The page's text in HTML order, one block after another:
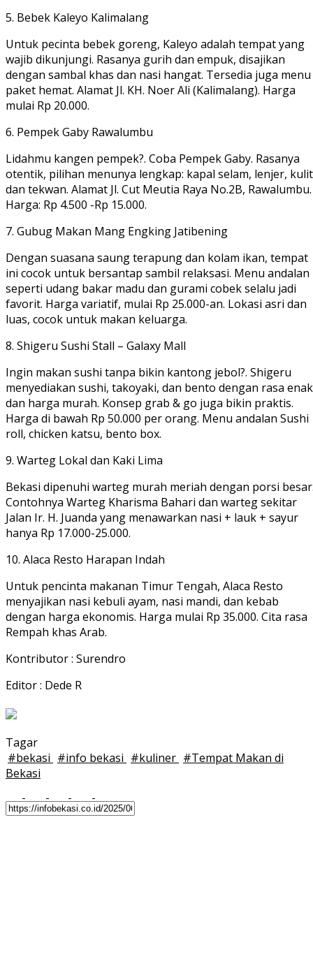
5. Bebek Kaleyo Kalimalang
Untuk pecinta bebek goreng, Kaleyo adalah tempat yang
wajib dikunjungi. Rasanya gurih dan empuk, disajikan
dengan sambal khas dan nasi hangat. Tersedia juga menu
paket hemat. Alamat Jl. KH. Noer Ali (Kalimalang). Harga
mulai Rp 20.000.
6. Pempek Gaby Rawalumbu
Lidahmu kangen pempek?. Coba Pempek Gaby. Rasanya
otentik, pilihan menunya lengkap: kapal selam, lenjer,
dan tekwan. Alamat Jl. Cut Meutia Raya No.2B, Rawalumbu.
Harga: Rp 4.500 -Rp 15.000.
7. Gubug Makan Mang Engking Jatibening
Dengan suasana saung terapung dan kolam ikan, tempat
ini cocok untuk bersantap sambil relaksasi. Menu andalan
seperti udang bakar madu dan gurami cobek selalu jadi
favorit. Harga variatif, mulai Rp 25.000-an. Lokasi asri dan
luas, cocok untuk makan keluarga.
8. Shigeru Sushi Stall – Galaxy Mall
Ingin makan sushi tanpa bikin kantong jebol?. Shigeru
menyediakan sushi, takoyaki, dan bento dengan rasa enak
dan harga murah. Konsep grab & go juga bikin praktis.
Harga di bawah Rp 50.000 per orang. Menu andalan Sushi
roll, chicken katsu, bento box.
9. Warteg Lokal dan Kaki Lima
Bekasi dipenuhi warteg murah meriah dengan porsi
Contohnya Warteg Kharisma Bahari dan warteg sekitar
Jalan Ir. H. Juanda yang menawarkan nasi + lauk + sayur
hanya Rp 17.000-25.000.
10. Alaca Resto Harapan Indah
Untuk pencinta makanan Timur Tengah, Alaca Resto
menyajikan nasi kebuli ayam, nasi mandi, dan kebab
dengan harga ekonomis. Harga mulai Rp 35.000. Cita rasa
Rempah khas Arab.
Kontributor : Surendro
Editor : Dede R
Tagar
#bekasi #info bekasi #kuliner #Tempat Makan di
Bekasi